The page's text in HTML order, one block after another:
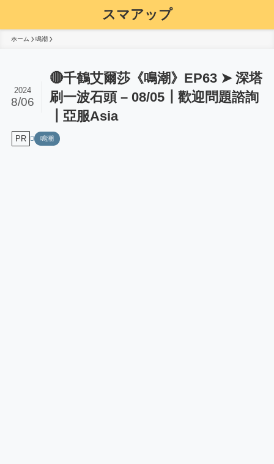
スマアップ
ホーム 鳴潮
🔴千鶴艾爾莎《鳴潮》EP63 ➤ 深塔
刷一波石頭 – 08/05┃歡迎問題諮詢
┃亞服Asia
2024
8/06
PR 鳴潮